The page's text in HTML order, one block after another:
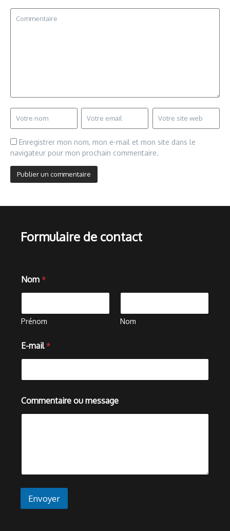
Enregistrer mon nom, mon e-mail et mon site dans le
navigateur pour mon prochain commentaire.
Formulaire de contact
Nom *
Prénom Nom
E-mail *
o
m
e
s
Commentaire ou message
Envoyer